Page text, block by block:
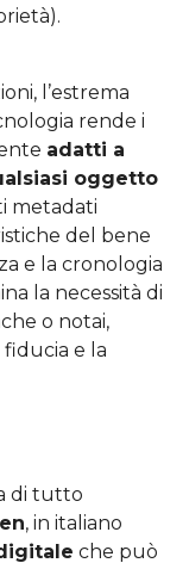
l’estrema
rende i
adatti a
oggetto
metadati
del bene
e la cronologia
la necessità di
o notai,
e la
di tutto
, in italiano
che può